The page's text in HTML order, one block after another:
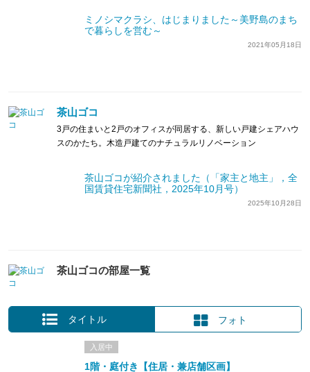
ミノシマクラシ、はじまりました～美野島のまち
で暮らしを営む～
2021年05月18日
茶山ゴコ
3戸の住まいと2戸のオフィスが同居する、新しい戸建シェアハウ
スのかたち。木造戸建てのナチュラルリノベーション
茶山ゴコが紹介されました（「家主と地主」，全
国賃貸住宅新聞社，2025年10月号）
2025年10月28日
茶山ゴコの部屋一覧
タイトル フォト
入居中
1階・庭付き【住居・兼店舗区画】